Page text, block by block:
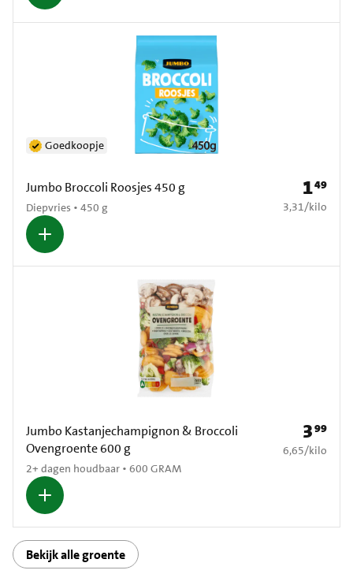
Jumbo Broccoli Roosjes 450 g
Diepvries • 450 g
Goedkoopje
Prijs: €
149
€ 3,31 per kilo
3,31/kilo
Jumbo Kastanjechampignon & Broccoli
Ovengroente 600 g
2+ dagen houdbaar • 600 GRAM
Prijs: €
399
€ 6,65 per kilo
6,65/kilo
Bekijk alle groente